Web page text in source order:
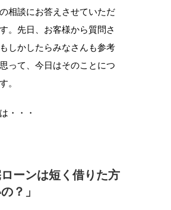
相談にお答えさせていただ
。先日、お客様から質問さ
しかしたらみなさんも参考
って、今日はそのことにつ
。
・・・
ローンは短く借りた方
？」